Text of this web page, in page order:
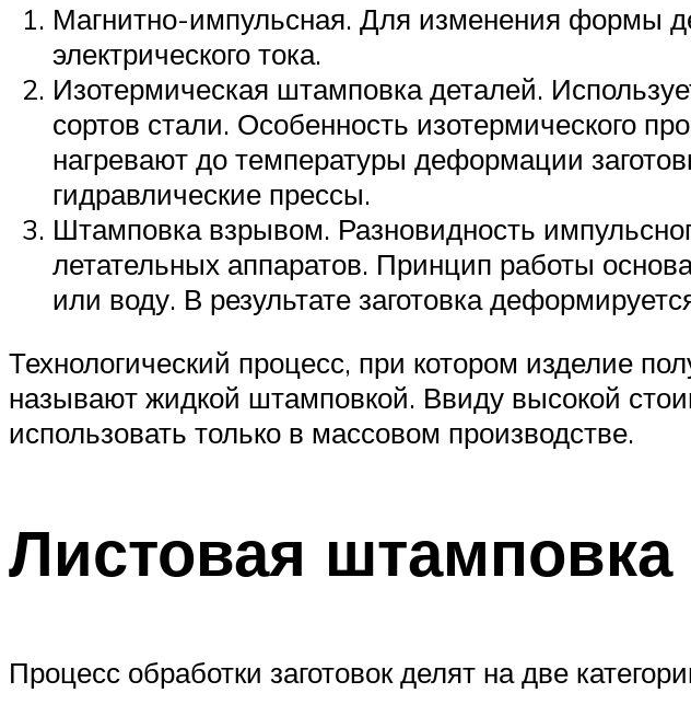
Магнитно-импульсная. Для изменения формы
электрического тока.
Изотермическая штамповка деталей.
сортов стали. Особенность изотермического
нагревают до температуры деформации
гидравлические прессы.
Штамповка взрывом. Разновидность
летательных аппаратов. Принцип работы
или воду. В результате заготовка
Технологический процесс, при котором изделие
называют жидкой штамповкой. Ввиду высокой
использовать только в массовом производстве.
Листовая штамповка
Процесс обработки заготовок делят на две